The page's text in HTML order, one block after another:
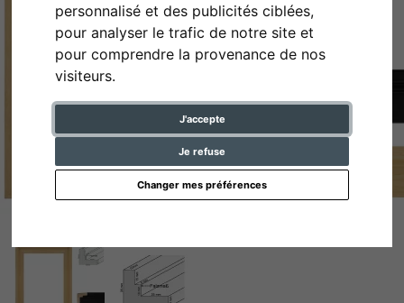
personnalisé et des publicités ciblées,
pour analyser le trafic de notre site et
pour comprendre la provenance de nos
visiteurs.
J'accepte
Je refuse
Changer mes préférences
Retour